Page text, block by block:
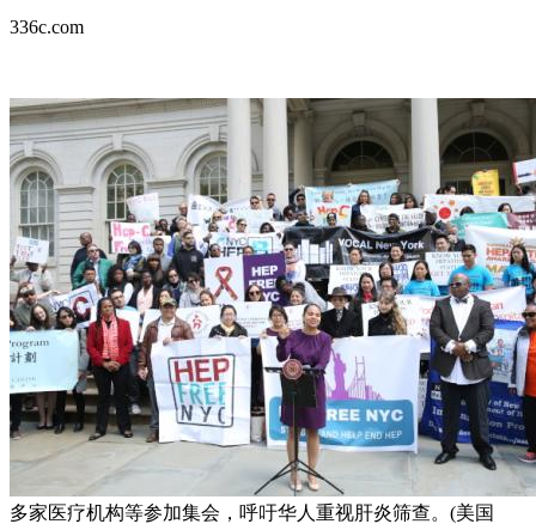
336c.com
多家医疗机构等参加集会，呼吁华人重视肝炎筛查。(美国